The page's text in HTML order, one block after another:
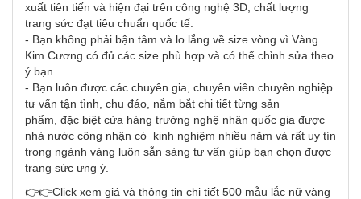
xuất tiên tiến và hiện đại trên công nghệ 3D, chất lượng
trang sức đạt tiêu chuẩn quốc tế.
- Bạn không phải bận tâm và lo lắng về size vòng vì Vàng
Kim Cương có đủ các size phù hợp và có thể chỉnh sửa theo
ý bạn.
- Bạn luôn được các chuyên gia, chuyên viên chuyên nghiệp
tư vấn tận tình, chu đáo, nắm bắt chi tiết từng sản
phẩm, đặc biệt cửa hàng trưởng nghệ nhân quốc gia được
nhà nước công nhận có kinh nghiệm nhiều năm và rất uy tín
trong ngành vàng luôn sẵn sàng tư vấn giúp bạn chọn được
trang sức ưng ý.
👉👉Click xem giá và thông tin chi tiết 500 mẫu lắc nữ vàng